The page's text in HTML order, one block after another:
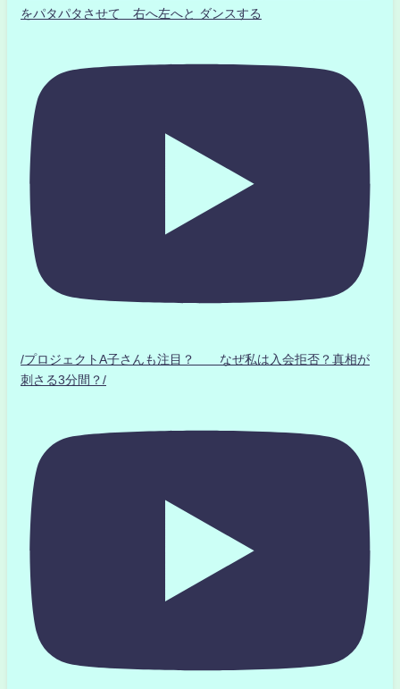
をパタパタさせて 右へ左へと ダンスする
/プロジェクトA子さんも注目？ なぜ私は入会拒否？真相が
刺さる3分間？/